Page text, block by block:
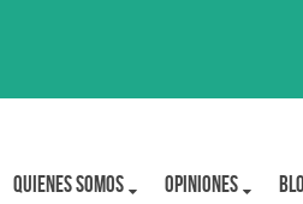
Quienes Somos OPINIONES